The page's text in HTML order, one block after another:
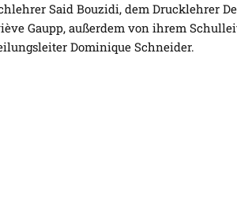
Said Bouzidi, dem Drucklehrer
Gaupp, außerdem von ihrem
Dominique Schneider.